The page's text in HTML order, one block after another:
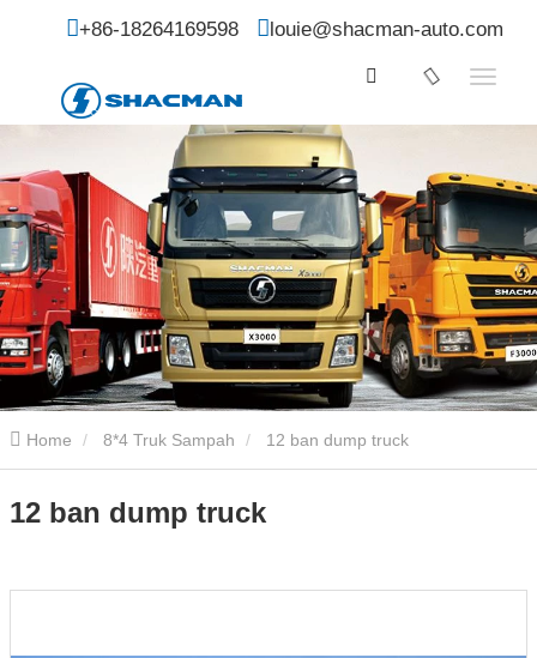
+86-18264169598 louie@shacman-auto.com
Home 8*4 Truk Sampah 12 ban dump truck
12 ban dump truck